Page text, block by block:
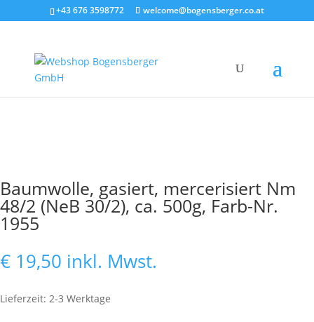
+43 676 3598772 welcome@bogensberger.co.at
Baumwolle, gasiert, mercerisiert Nm
48/2 (NeB 30/2), ca. 500g, Farb-Nr.
1955
€ 19,50 inkl. Mwst.
Lieferzeit: 2-3 Werktage